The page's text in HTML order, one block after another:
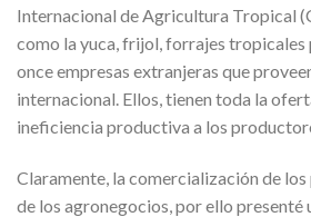
Internacional de Agricultura Tropical
como la yuca, frijol, forrajes tropicales
once empresas extranjeras que
internacional. Ellos, tienen toda la
ineficiencia productiva a los
Claramente, la comercialización de
de los agronegocios, por ello